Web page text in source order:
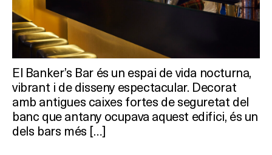
El Banker’s Bar és un espai de vida nocturna,
vibrant i de disseny espectacular. Decorat
amb antigues caixes fortes de seguretat del
banc que antany ocupava aquest edifici, és un
dels bars més […]